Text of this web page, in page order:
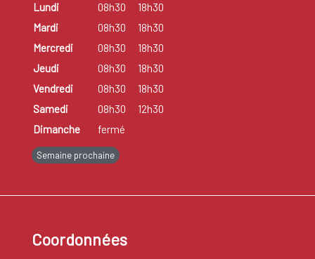
Lundi 08h30
18h30
Mardi
08h30
18h30
Mercredi
08h30
18h30
Jeudi
08h30
18h30
Vendredi
08h30
18h30
Samedi
08h30
12h30
Dimanche
fermé
Semaine prochaine
Coordonnées